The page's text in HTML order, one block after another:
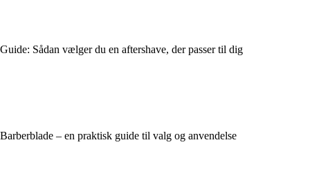
Guide: Sådan vælger du en aftershave, der passer til dig
Barberblade – en praktisk guide til valg og anvendelse